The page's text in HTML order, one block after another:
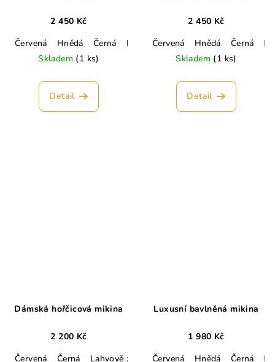
2 450 Kč
Červená
Hnědá Černá Lahvově zelená Smetanová
Skladem (1 ks)
Detail
2 450 Kč
Červená
Hnědá Černá
Skladem (1 ks)
Detail
Dámská hořčicová mikina
2 200 Kč
Červená
Černá Lahvově zelená Smetanová Hořčicová
Luxusní bavlněná mikina
1 980 Kč
Červená
Hnědá Černá